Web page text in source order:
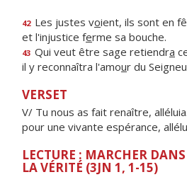
42 Les justes voient, ils sont en
et l'injustice ferme sa bouche.
43 Qui veut être sage retiendra
il y reconnaîtra l'amour du
VERSET
V/ Tu nous as fait renaître, alléluia.
pour une vivante espérance,
LECTURE : MARCHER
LA VÉRITÉ (3JN 1, 1-15)